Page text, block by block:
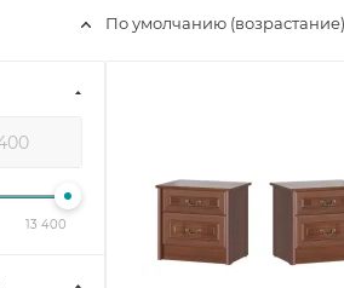
По умолчанию (возрастание)
13 400